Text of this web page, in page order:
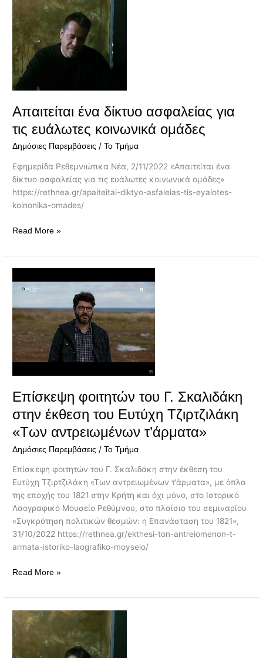
Απαιτείται ένα δίκτυο ασφαλείας για
τις ευάλωτες κοινωνικά ομάδες
Δημόσιες Παρεμβάσεις /Το Τμήμα
Εφημερίδα Ρεθεμνιώτικα Νέα, 2/11/2022 «Απαιτείται ένα
δίκτυο ασφαλείας για τις ευάλωτες κοινωνικά ομάδες»
https://rethnea.gr/apaiteitai-diktyo-asfaleias-tis-eyalotes-
koinonika-omades/
δίκτυο
ασφαλείας
για
τις
ευάλωτες
κοινωνικά
ομάδες
Read More »
Επίσκεψη φοιτητών του Γ. Σκαλιδάκη
στην έκθεση του Ευτύχη Τζιρτζιλάκη
«Των αντρειωμένων τ’άρματα»
Δημόσιες Παρεμβάσεις /Το Τμήμα
Επίσκεψη φοιτητών του Γ. Σκαλιδάκη στην έκθεση του
Ευτύχη Τζιρτζιλάκη «Των αντρειωμένων τ’άρματα», με όπλα
της εποχής του 1821 στην Κρήτη και όχι μόνο, στο Ιστορικό
Λαογραφικό Μουσείο Ρεθύμνου, στο πλαίσιο του σεμιναρίου
«Συγκρότηση πολιτικών θεσμών: η Επανάσταση του 1821»,
31/10/2022 https://rethnea.gr/ekthesi-ton-antreiomenon-t-
armata-istoriko-laografiko-moyseio/
φοιτητών
Γ.
Σκαλιδάκη
στην
έκθεση
του
Ευτύχη
Τζιρτζιλάκη
«Των
αντρειωμένων
τ’άρματα»
Read More »
Κρίσεις,
Κοινωνικές
Ανισότητες
και